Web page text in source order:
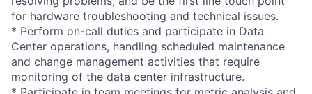
for hardware troubleshooting and technical issues.
* Perform on-call duties and participate in Data
Center operations, handling scheduled maintenance
and change management activities that require
monitoring of the data center infrastructure.